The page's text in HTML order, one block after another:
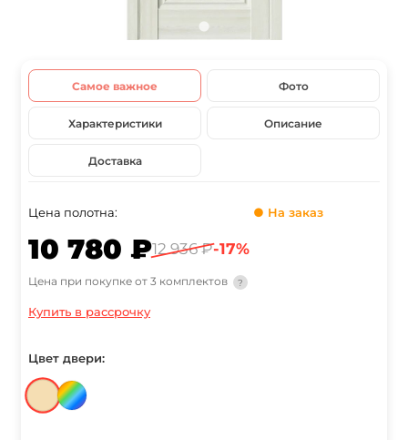
Самое важное Фото
Характеристики Описание
Доставка
Цена полотна: ● На заказ
10 780 ₽12 936 ₽-17%
Цена при покупке от 3 комплектов ?
Купить в рассрочку
Цвет двери: